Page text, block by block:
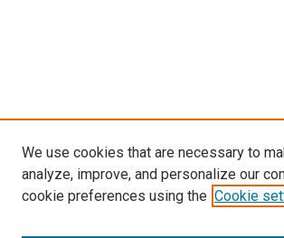
We use cookies that are necessary to
analyze, improve, and personalize our
cookie preferences using the Cookie